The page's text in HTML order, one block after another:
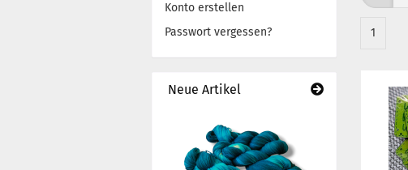
1
Konto erstellen
Passwort vergessen?
Neue Artikel